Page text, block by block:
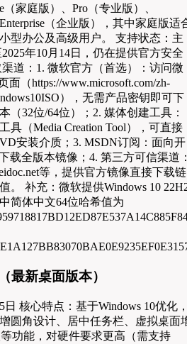
家庭版）、Pro（专业版）、
（企业版），其中家庭版适
型办公及高级用户。 支持状态：主
年10月14日，仍在提供官方安全
道：1. 微软官方（首选）：访问微
面（https://www.microsoft.com/zh-
），无需产品密钥即可下
（32位/64位）；2. 媒体创建工具：
具（Media Creation Tool），可直接
安装介质；3. MSDN订阅：面向开
载全版本镜像；4. 第三方可信渠道
等，提供官方镜像直接下载链
。 补充：微软提供Windows 10
简体中文64位哈希值为
最新桌面版本）
日 核心特点：基于Windows 10优化
圆角设计、居中任务栏、虚拟桌面
功能，对硬件要求更高（需支持